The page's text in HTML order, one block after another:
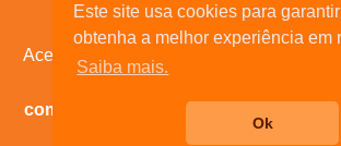
Este site usa cookies para
obtenha a melhor experiência em
Saiba mais.
Ok
Mapa do Site |Feeds RSS |
Acesse nossas molduras para:
comemorativas, e muita outras datas